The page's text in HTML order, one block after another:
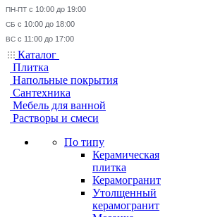
ПН-ПТ с 10:00 до 19:00
СБ с 10:00 до 18:00
ВС с 11:00 до 17:00
Каталог
Плитка
Напольные покрытия
Сантехника
Мебель для ванной
Растворы и смеси
По типу
Керамическая
плитка
Керамогранит
Утолщенный
керамогранит